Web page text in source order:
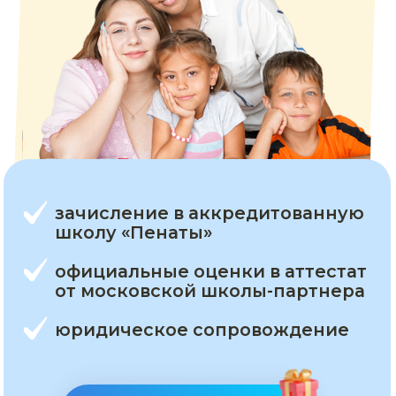
юридическое сопровождение
официальные оценки в аттестат
от московской школы-партнера
зачисление в аккредитованную
школу «Пенаты»